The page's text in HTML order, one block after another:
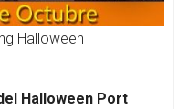
Halloween
Halloween Port